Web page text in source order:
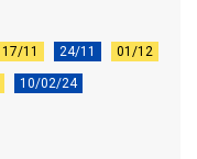
17/11 24/11 01/12
10/02/24